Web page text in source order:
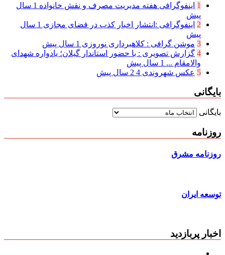
1 اینفوگرافی هفته مدیریت مصرف و نقش خانواده
1 سال
پیش
2 اینفوگرافی :انتشار اخبار کذب در فضای مجازی
1 سال
پیش
3 موشن گرافی : کلاهبرداری نوروزی 1 سال پیش
4 گزارش تصویری : با حضور استاندار گیلان؛ یادواره شهدای
والامقام ... 1 سال پیش
5 عکس شهروندی 4 2 سال پیش
بایگانی
بایگانی
روزنامه
روزنامه مشرق
توسعه ایران
اخبار پربازدید